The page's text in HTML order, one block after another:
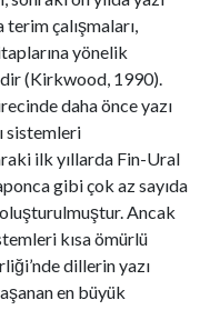
terim çalışmaları,
yönelik
(Kirkwood, 1990).
daha önce yazı
sistemleri
ilk yıllarda Fin-Ural
gibi çok az sayıda
Ancak
kısa ömürlü
dillerin yazı
en büyük